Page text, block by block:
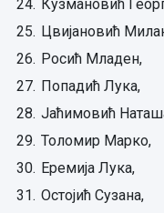
24. Кузмановић
25. Цвијановић
26. Росић Младен,
27. Попадић Лука,
28. Јаћимовић
29. Толoмир Марко,
30. Еремија Лука,
31. Остојић Сузана,